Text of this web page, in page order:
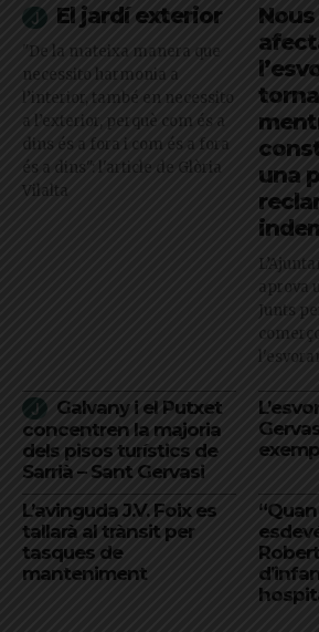
El jardí exterior
"De la mateixa manera que
necessito harmonia a
l’interior, també en necessito
a l’exterior, perquè com és a
dins és a fora i com és a fora
és a dins": l'article de Glòria
Vilalta
una
aprova
Junts
Galvany i el Putxet
concentren la majoria
dels pisos turístics de
Sarrià – Sant Gervasi
L’avinguda J.V. Foix es
tallarà al trànsit per
tasques de
manteniment